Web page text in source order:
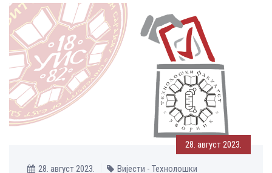
28. август 2023.
28. август 2023.
Вијести - Технолошки